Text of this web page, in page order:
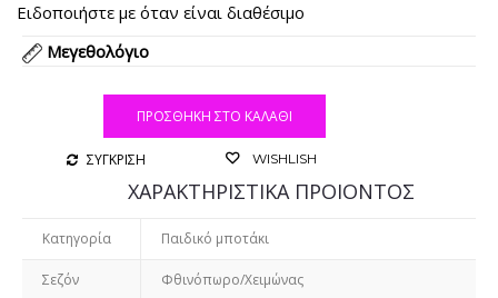
Ειδοποιήστε με όταν είναι διαθέσιμο
Μεγεθολόγιο
ΠΡΟΣΘΉΚΗ ΣΤΟ ΚΑΛΆΘΙ
ΣΥΓΚΡΙΣΗ WISHLISH
ΧΑΡΑΚΤΗΡΙΣΤΙΚΑ ΠΡΟΙΟΝΤΟΣ
Κατηγορία Παιδικό μποτάκι
Σεζόν Φθινόπωρο/Χειμώνας